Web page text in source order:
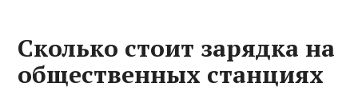
Сколько стоит зарядка на
общественных станциях